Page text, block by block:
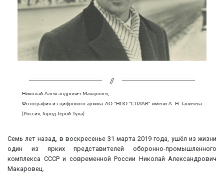
Николай Александрович Макаровец.
Фотография из цифрового архива АО "НПО "СПЛАВ" имени А. Н. Ганичева
(Россия, Город-Герой Тула)
Семь лет назад, в воскресенье 31 марта 2019 года, ушёл из жизни
один из ярких представителей оборонно-промышленного
комплекса СССР и современной России Николай Александрович
Макаровец.